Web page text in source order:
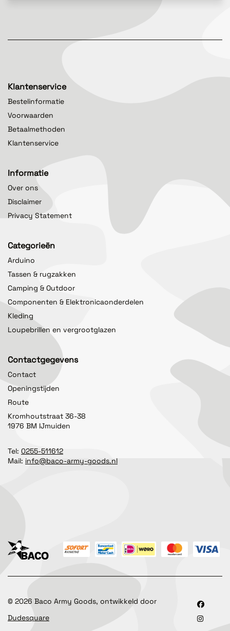
Klantenservice
Bestelinformatie
Voorwaarden
Betaalmethoden
Klantenservice
Informatie
Over ons
Disclaimer
Privacy Statement
Categorieën
Arduino
Tassen & rugzakken
Camping & Outdoor
Componenten & Elektronicaonderdelen
Kleding
Loupebrillen en vergrootglazen
Contactgegevens
Contact
Openingstijden
Route
Kromhoutstraat 36-38
1976 BM IJmuiden
Tel: 0255-511612
Mail: info@baco-army-goods.nl
© 2026 Baco Army Goods, ontwikkeld door
Dudesquare